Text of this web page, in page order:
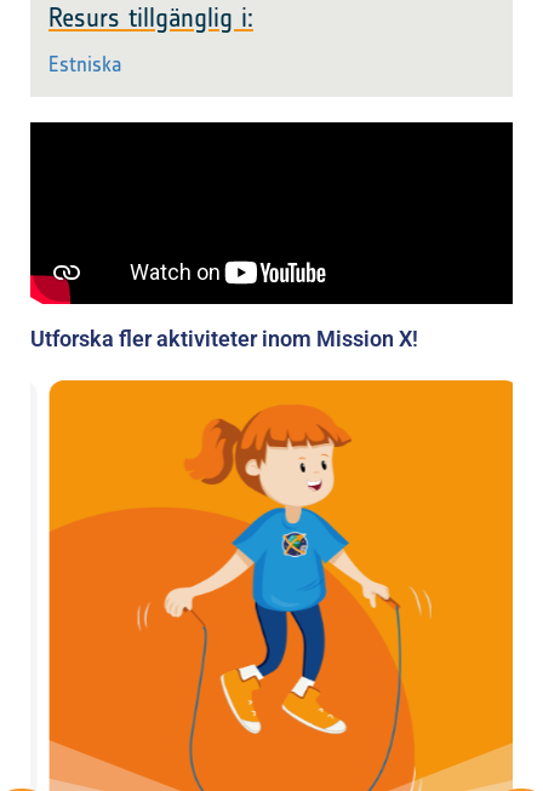
Resurs tillgänglig i:
Estniska
Utforska fler aktiviteter inom Mission X!